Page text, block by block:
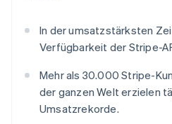
Bezahlvorgang
Financial
Connections
Finanzdaten
Gaming
Bewirtung,
Freizeit
Medien und
Unterhaltung
Gemeinnützige
Verwaltung
Diensten mit
Ressourcen
Sales-Team
kontaktieren
In der umsatzstärksten
Verfügbarkeit der Stripe-
Mehr als 30.000 Stripe-
der ganzen Welt erzielen
Umsatzrekorde.